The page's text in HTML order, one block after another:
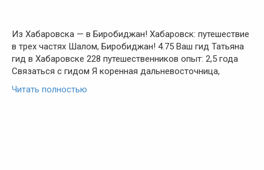
Из Хабаровска — в Биробиджан! Хабаровск: путешествие
в трех частях Шалом, Биробиджан! 4.75 Ваш гид Татьяна
гид в Хабаровске 228 путешественников опыт: 2,5 года
Связаться с гидом Я коренная дальневосточница,
Читать полностью